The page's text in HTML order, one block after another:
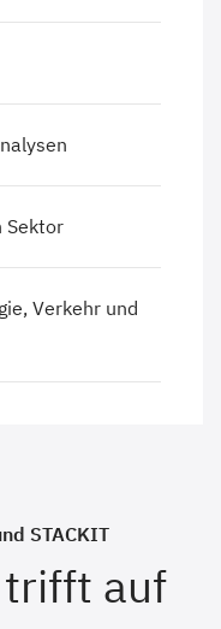
Sektor
Verkehr und
STACKIT
auf